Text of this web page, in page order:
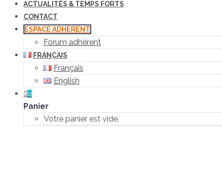
ACTUALITÉS & TEMPS FORTS
CONTACT
ESPACE ADHÉRENT
Forum adhérent
FRANÇAIS
Français
English
0
Panier
Votre panier est vide.